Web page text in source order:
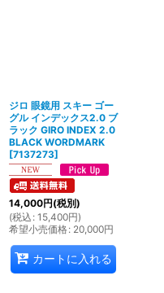
ジロ 眼鏡用 スキー ゴー
グル インデックス2.0 ブ
ラック GIRO INDEX 2.0
BLACK WORDMARK
[7137273]
14,000円(税別)
(税込 : 15,400円)
希望小売価格: 20,000円
カートに入れる